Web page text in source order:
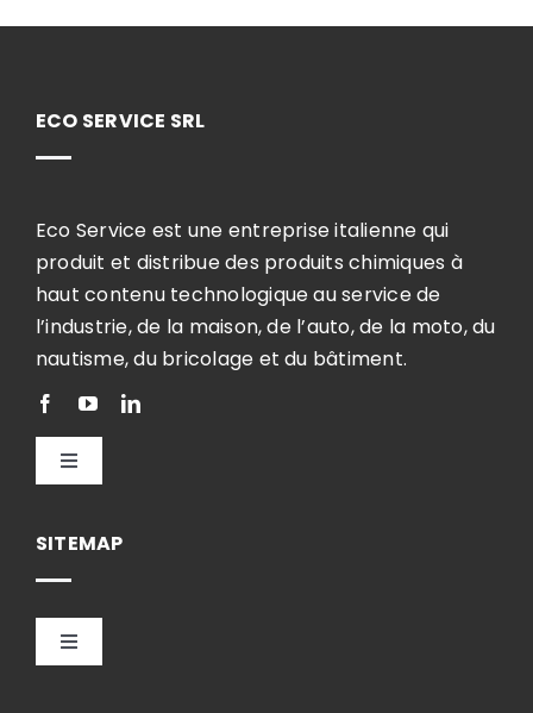
ECO SERVICE SRL
Eco Service est une entreprise italienne qui
produit et distribue des produits chimiques à
haut contenu technologique au service de
l’industrie, de la maison, de l’auto, de la moto, du
nautisme, du bricolage et du bâtiment.
Toggle
SITEMAP
Toggle